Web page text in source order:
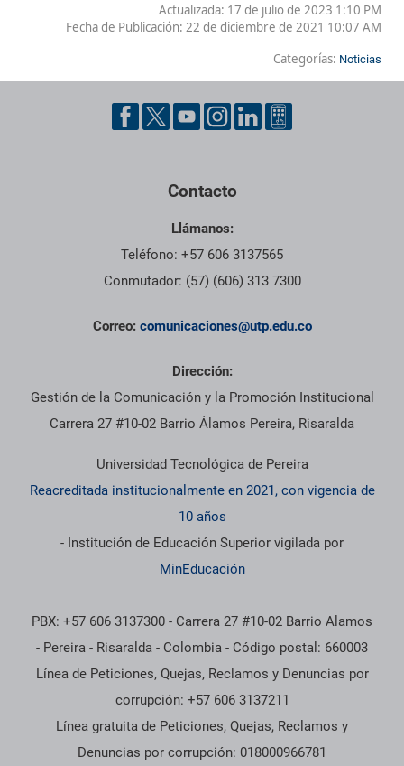
Actualizada: 17 de julio de 2023 1:10 PM
Fecha de Publicación: 22 de diciembre de 2021 10:07 AM
Categorías: Noticias
Contacto
Llámanos:
Teléfono: +57 606 3137565
Conmutador: (57) (606) 313 7300
Correo: comunicaciones@utp.edu.co
Dirección:
Gestión de la Comunicación y la Promoción Institucional
Carrera 27 #10-02 Barrio Álamos Pereira, Risaralda
Universidad Tecnológica de Pereira
Reacreditada institucionalmente en 2021, con vigencia de
10 años
- Institución de Educación Superior vigilada por
MinEducación
PBX: +57 606 3137300 - Carrera 27 #10-02 Barrio Alamos
- Pereira - Risaralda - Colombia - Código postal: 660003
Línea de Peticiones, Quejas, Reclamos y Denuncias por
corrupción: +57 606 3137211
Línea gratuita de Peticiones, Quejas, Reclamos y
Denuncias por corrupción: 018000966781